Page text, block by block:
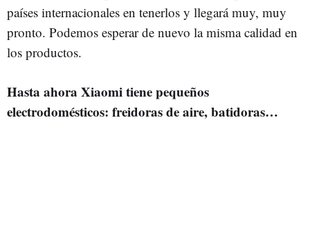
países internacionales en tenerlos y llegará muy, muy
pronto. Podemos esperar de nuevo la misma calidad en
los productos.
Hasta ahora Xiaomi tiene pequeños
electrodomésticos: freidoras de aire, batidoras…